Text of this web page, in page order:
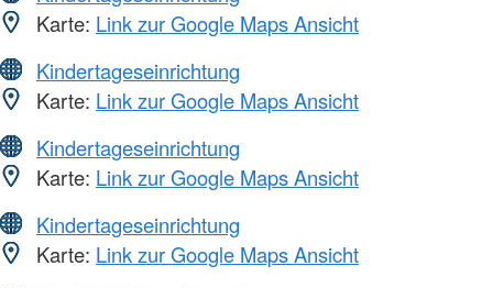
Karte: Link zur Google Maps Ansicht
Kindertageseinrichtung
Karte: Link zur Google Maps Ansicht
Kindertageseinrichtung
Karte: Link zur Google Maps Ansicht
Kindertageseinrichtung
Karte: Link zur Google Maps Ansicht